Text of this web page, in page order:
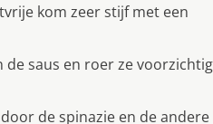
kom zeer stijf met een
de saus en roer ze voorzichtig
de spinazie en de andere